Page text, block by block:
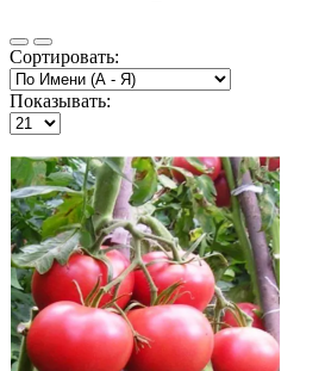
Сортировать:
Показывать: